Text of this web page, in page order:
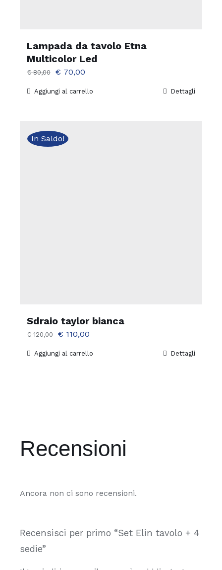
Lampada da tavolo Etna
Multicolor Led
€80,00
Il
€ 70,00Il
Aggiungi al carrello Dettagli
In Saldo!
Sdraio taylor bianca
€120,00
Il
€ 110,00Il
Aggiungi al carrello Dettagli
Recensioni
Ancora non ci sono recensioni.
Recensisci per primo “Set Elin tavolo + 4
sedie”